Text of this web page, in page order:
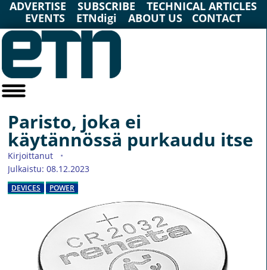
ADVERTISE SUBSCRIBE
TECHNICAL ARTICLES
EVENTS
ETNdigi ABOUT US CONTACT
Paristo, joka ei
käytännössä purkaudu itse
Kirjoittanut
Julkaistu: 08.12.2023
DEVICES POWER